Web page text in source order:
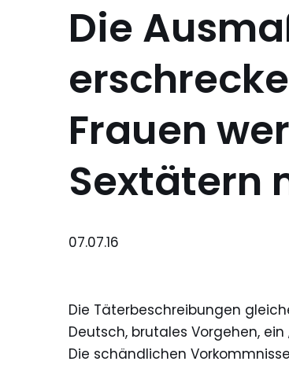
Die
Frauen
Sextätern
07.07.16
Die Täterbeschreibungen
Deutsch, brutales Vorgehen, ein
Die schändlichen